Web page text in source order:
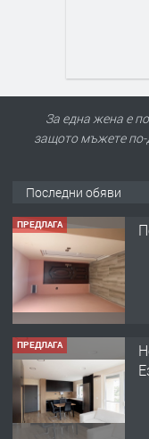
За една жена е
защото мъжете по-
Последни обяви
ПРЕДЛАГА
ПРЕДЛАГА